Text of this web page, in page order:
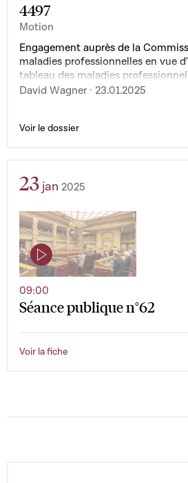
4497
Motion
Engagement auprès de la
maladies professionnelles en vue
tableau des maladies
David Wagner · 23.01.2025
Voir le dossier
23 jan 2025
Séance publique n°62
09:00
Voir la fiche